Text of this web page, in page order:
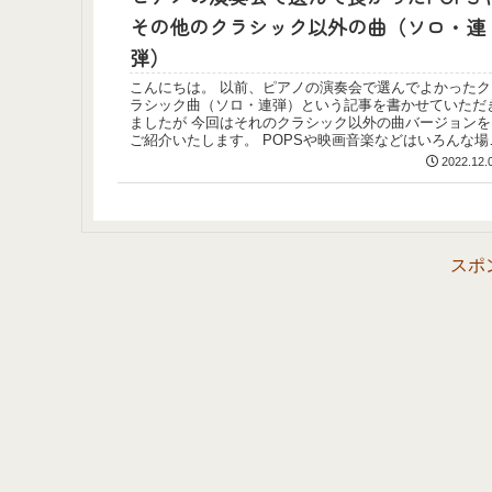
その他のクラシック以外の曲（ソロ・連
弾）
こんにちは。 以前、ピアノの演奏会で選んでよかったク
ラシック曲（ソロ・連弾）という記事を書かせていただ
ましたが 今回はそれのクラシック以外の曲バージョンを
ご紹介いたします。 POPSや映画音楽などはいろんな場
スポ